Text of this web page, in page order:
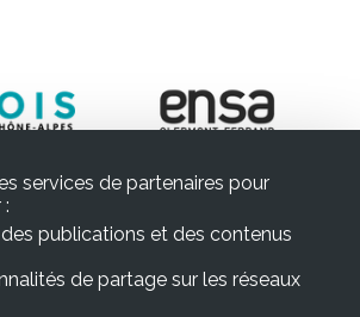
services de partenaires pour
publications et des contenus
de partage sur les réseaux